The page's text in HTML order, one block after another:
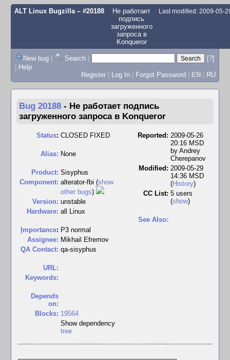
ALT Linux Bugzilla– #20188
Не работает
подпись
загруженного
запроса в
Konqueror
Last modified: 2009-05-
New bug | Search |
[?]
| Help
Register | Log In | Forgot Password | EN | RU
Bug 20188 - Не работает подпись
загруженного запроса в Konqueror
Status: CLOSED FIXED
Alias: None
Product: Sisyphus
Component: alterator-fbi (show
other bugs)
Version: unstable
Hardware: all Linux
mportance: P3 normal
Assignee: Mikhail Efremov
QA Contact: qa-sisyphus
URL:
Keywords:
Depends
on:
Blocks: 19564
Show dependency
tree
Reported: 2009-05-26
20:16 MSD
by Andrey
Cherepanov
Modified: 2009-05-29
14:36 MSD
(History)
CC List: 5 users
(show)
See Also: